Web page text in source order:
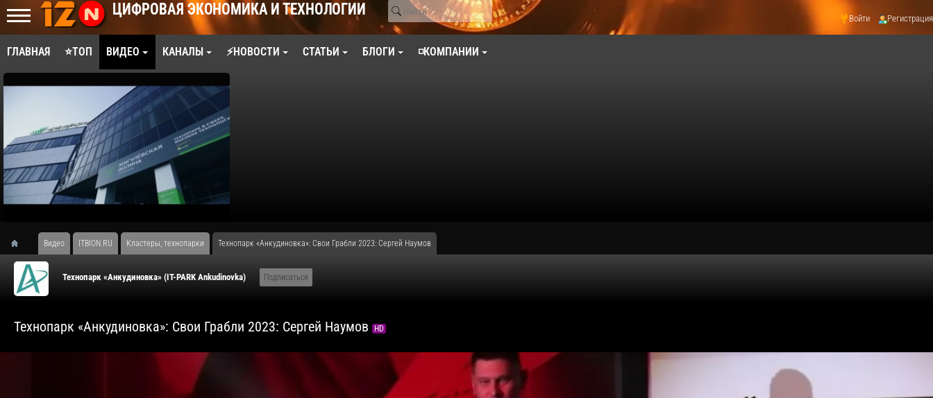
ЦИФРОВАЯ ЭКОНОМИКА И ТЕХНОЛОГИИ Войти Регистрация
ГЛАВНАЯ ⭐ТОП ВИДЕО КАНАЛЫ ⚡НОВОСТИ СТАТЬИ БЛОГИ ◽КОМПАНИИ
Видео ITBION.RU Кластеры, технопарки ​Технопарк «Анкудиновка»: Свои Грабли 2023: Сергей Наумов
​Технопарк «Анкудиновка» (IT-PARK Ankudinovka) Подписаться
​Технопарк «Анкудиновка»: Свои Грабли 2023: Сергей Наумов HD